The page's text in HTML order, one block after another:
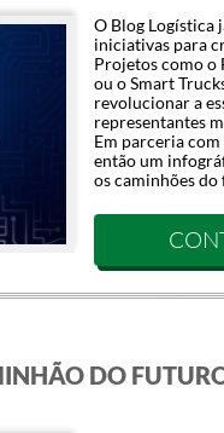
O Blog Logística
iniciativas para
Projetos como o
ou o Smart
revolucionar a
representantes
Em parceria com
então um
os caminhões
DO